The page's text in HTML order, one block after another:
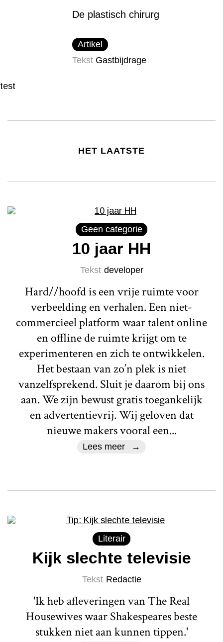
De plastisch chirurg
Artikel
Tekst Gastbijdrage
test
HET LAATSTE
Geen categorie
10 jaar HH
Tekst developer
Hard//hoofd is een vrije ruimte voor
verbeelding en verhalen. Een niet-
commercieel platform waar talent online
en offline de ruimte krijgt om te
experimenteren en zich te ontwikkelen.
Het bestaan van zo’n plek is niet
vanzelfsprekend. Sluit je daarom bij ons
aan. We zijn bewust gratis toegankelijk
en advertentievrij. Wij geloven dat
nieuwe makers vooral een...
Lees meer
Literair
Kijk slechte televisie
Tekst Redactie
'Ik heb afleveringen van The Real
Housewives waar Shakespeares beste
stukken niet aan kunnen tippen.'